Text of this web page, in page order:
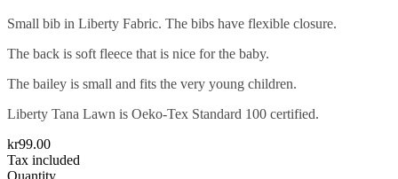
Small bib in Liberty Fabric. The bibs have flexible closure.
The back is soft fleece that is nice for the baby.
The bailey is small and fits the very young children.
Liberty Tana Lawn is Oeko-Tex Standard 100 certified.
kr99.00
Tax included